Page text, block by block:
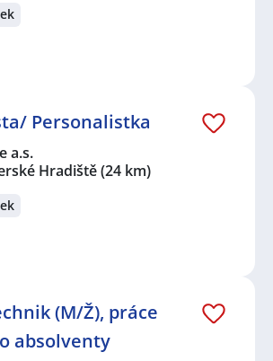
Personalistka
a.s.
Hradiště(24 km)
(M/Ž), práce
absolventy